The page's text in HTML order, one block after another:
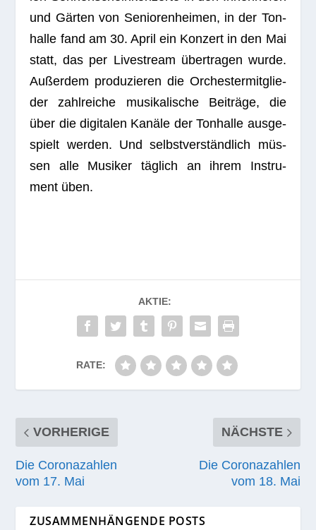
und Gär­ten von Senio­ren­hei­men, in der Ton­
halle fand am 30. April ein Kon­zert in den Mai
statt, das per Live­stream über­tra­gen wurde.
Außer­dem pro­du­zie­ren die Orches­ter­mit­glie­
der zahl­rei­che musi­ka­li­sche Bei­träge, die
über die digi­ta­len Kanäle der Ton­halle aus­ge­
spielt wer­den. Und selbst­ver­ständ­lich müs­
sen alle Musi­ker täg­lich an ihrem Instru­
ment üben.
AKTIE:
RATE:
VORHERIGE
Die Coronazahlen
vom 17. Mai
NÄCHSTE
Die Coronazahlen
vom 18. Mai
ZUSAMMENHÄNGENDE POSTS